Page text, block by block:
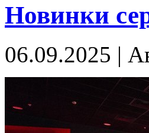
Новинки
06.09.2025 |